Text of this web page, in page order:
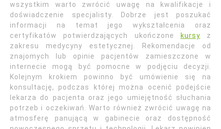
wszystkim warto zwrócić uwagę na kwalifikacje i
doświadczenie specjalisty. Dobrze jest poszukać
informacji na temat jego wykształcenia oraz
certyfikatów potwierdzających ukończone
kursy z
zakresu medycyny estetycznej. Rekomendacje od
znajomych lub opinie pacjentów zamieszczone w
internecie mogą być pomocne w podjęciu decyzji.
Kolejnym krokiem powinno być umówienie się na
konsultację, podczas której można ocenić podejście
lekarza do pacjenta oraz jego umiejętność słuchania
potrzeb i oczekiwań. Warto również zwrócić uwagę na
atmosferę panującą w gabinecie oraz dostępność